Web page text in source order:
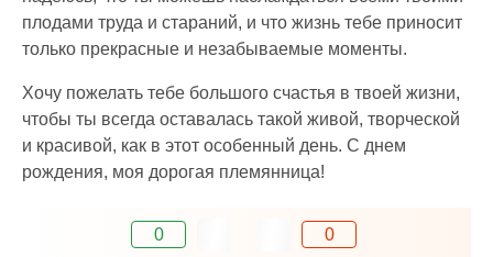
плодами труда и стараний, и что жизнь тебе приносит
только прекрасные и незабываемые моменты.
Хочу пожелать тебе большого счастья в твоей жизни,
чтобы ты всегда оставалась такой живой, творческой
и красивой, как в этот особенный день. С днем
рождения, моя дорогая племянница!
0 0